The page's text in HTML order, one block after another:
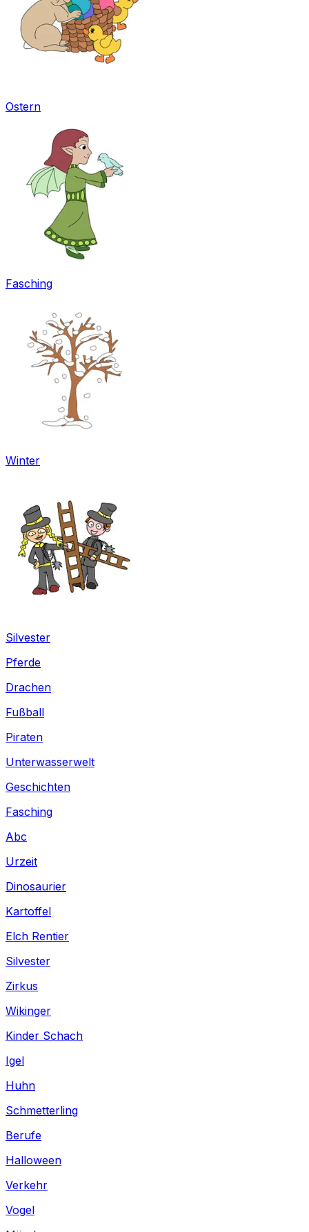
Ostern
Fasching
Winter
Silvester
Pferde
Drachen
Fußball
Piraten
Unterwasserwelt
Geschichten
Fasching
Abc
Urzeit
Dinosaurier
Kartoffel
Elch Rentier
Silvester
Zirkus
Wikinger
Kinder Schach
Igel
Huhn
Schmetterling
Berufe
Halloween
Verkehr
Vogel